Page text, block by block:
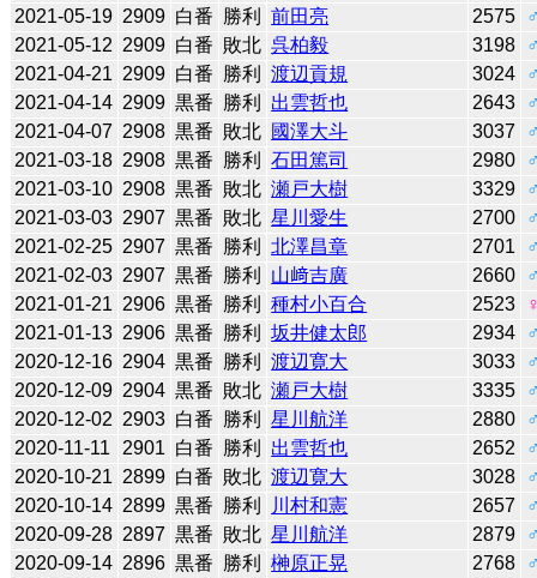
2021-05-19 2909 白番 勝利 前田亮 2575
2021-05-12 2909 白番 敗北 呉柏毅 3198
2021-04-21 2909 白番 勝利 渡辺貢規 3024
2021-04-14 2909 黒番 勝利 出雲哲也 2643
2021-04-07 2908 黒番 敗北 國澤大斗 3037
2021-03-18 2908 黒番 勝利 石田篤司 2980
2021-03-10 2908 黒番 敗北 瀬戸大樹 3329
2021-03-03 2907 黒番 敗北 星川愛生 2700
2021-02-25 2907 黒番 勝利 北澤昌章 2701
2021-02-03 2907 黒番 勝利 山﨑吉廣 2660
2021-01-21 2906 黒番 勝利 種村小百合 2523
2021-01-13 2906 黒番 勝利 坂井健太郎 2934
2020-12-16 2904 黒番 勝利 渡辺寛大 3033
2020-12-09 2904 黒番 敗北 瀬戸大樹 3335
2020-12-02 2903 白番 勝利 星川航洋 2880
2020-11-11
2901 白番 勝利 出雲哲也 2652
2020-10-21 2899 白番 敗北 渡辺寛大 3028
2020-10-14 2899 黒番 勝利 川村和憲 2657
2020-09-28 2897 黒番 敗北 星川航洋 2879
2020-09-14 2896 黒番 勝利 榊原正晃 2768